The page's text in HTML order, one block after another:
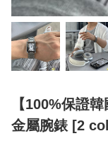
【100%保證
金屬腕錶 [2